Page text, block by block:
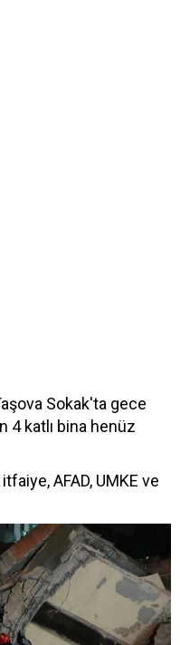
Sokak'ta gece
4 katlı bina henüz
AFAD, UMKE ve